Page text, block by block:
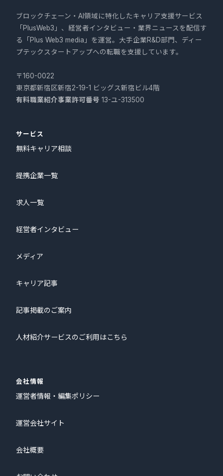
ブロックチェーン・AI領域に特化したキャリア支援サービス
「PlusWeb3」、経営者インタビュー・業界ニュースを配信す
る「Plus Web3 media」を運営。大手企業R&D部門、ディー
プテックスタートアップへの転職を支援しています。
〒160-0022
東京都新宿区新宿2-19-1 ビッグス新宿ビル4階
有料職業紹介事業許可番号 13-ユ-313500
サービス
無料キャリア相談
提携企業一覧
求人一覧
経営者インタビュー
メディア
キャリア記事
記事掲載のご案内
人材紹介サービスのご利用はこちら
会社情報
運営者情報・編集ポリシー
運営会社サイト
会社概要